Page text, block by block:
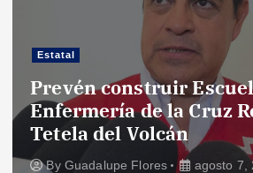
Estatal
Prevén construir
Enfermería de la Cruz
Tetela del Volcán
By Guadalupe Flores agosto 7,